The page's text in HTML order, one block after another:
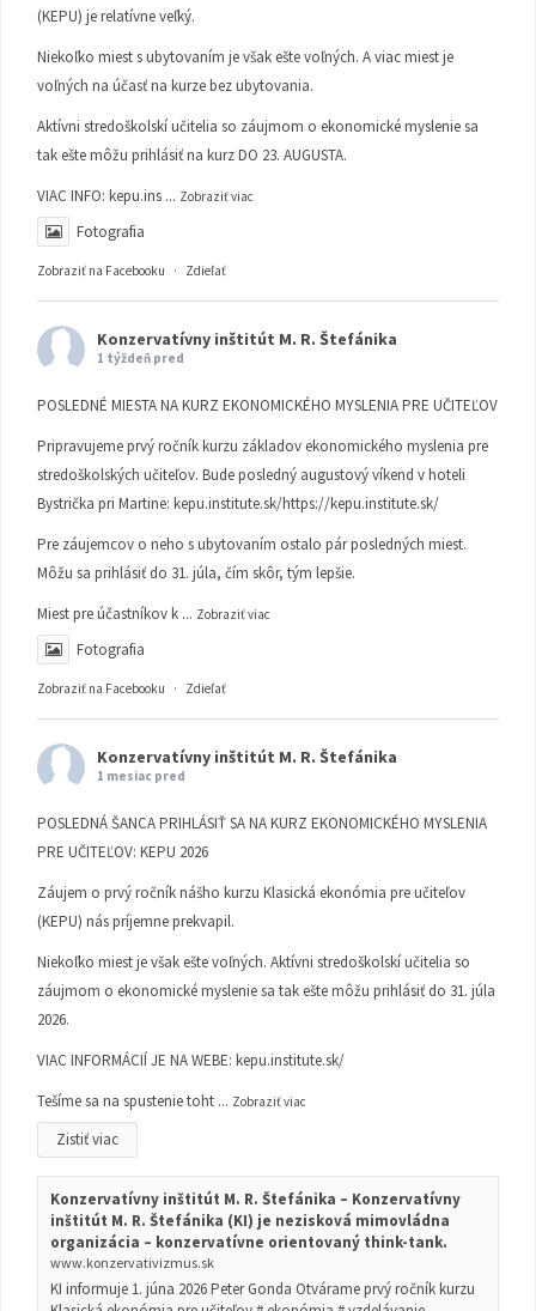
(KEPU) je relatívne veľký.
Niekoľko miest s ubytovaním je však ešte voľných. A viac miest je
voľných na účasť na kurze bez ubytovania.
Aktívni stredoškolskí učitelia so záujmom o ekonomické myslenie sa
tak ešte môžu prihlásiť na kurz DO 23. AUGUSTA.
VIAC INFO: kepu.ins ... Zobraziť viac
Fotografia
Zobraziť na Facebooku · Zdieľať
Konzervatívny inštitút M. R. Štefánika
1 týždeň pred
POSLEDNÉ MIESTA NA KURZ EKONOMICKÉHO MYSLENIA PRE UČITEĽOV
Pripravujeme prvý ročník kurzu základov ekonomického myslenia pre
stredoškolských učiteľov. Bude posledný augustový víkend v hoteli
Bystrička pri Martine: kepu.institute.sk/https://kepu.institute.sk/
Pre záujemcov o neho s ubytovaním ostalo pár posledných miest.
Môžu sa prihlásiť do 31. júla, čím skôr, tým lepšie.
Miest pre účastníkov k ... Zobraziť viac
Fotografia
Zobraziť na Facebooku · Zdieľať
Konzervatívny inštitút M. R. Štefánika
1 mesiac pred
POSLEDNÁ ŠANCA PRIHLÁSIŤ SA NA KURZ EKONOMICKÉHO MYSLENIA
PRE UČITEĽOV: KEPU 2026
Záujem o prvý ročník nášho kurzu Klasická ekonómia pre učiteľov
(KEPU) nás príjemne prekvapil.
Niekoľko miest je však ešte voľných. Aktívni stredoškolskí učitelia so
záujmom o ekonomické myslenie sa tak ešte môžu prihlásiť do 31. júla
2026.
VIAC INFORMÁCIÍ JE NA WEBE: kepu.institute.sk/
Tešíme sa na spustenie toht ... Zobraziť viac
Zistiť viac
Konzervatívny inštitút M. R. Štefánika – Konzervatívny
inštitút M. R. Štefánika (KI) je nezisková mimovládna
organizácia – konzervatívne orientovaný think-tank.
www.konzervativizmus.sk
KI informuje 1. júna 2026 Peter Gonda Otvárame prvý ročník kurzu